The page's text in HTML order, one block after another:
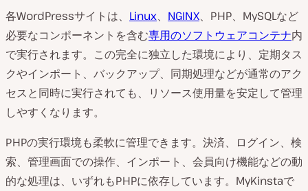
各WordPressサイトは、 Linux、 NGINX、PHP、MySQLなど
必要なコンポーネントを含む専用のソフトウェアコンテナ内
で実行されます。この完全に独立した環境により、定期タス
クやインポート、バックアップ、同期処理などが通常のアク
セスと同時に実行されても、リソース使用量を安定して管理
しやすくなります。
PHPの実行環境も柔軟に管理できます。決済、ログイン、検
索、管理画面での操作、インポート、会員向け機能などの動
的な処理は、いずれもPHPに依存しています。MyKinstaで